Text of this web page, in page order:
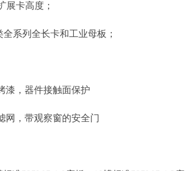
卡高度；
系列全长卡和工业母板；
，器件接触面保护
，带观察窗的安全门